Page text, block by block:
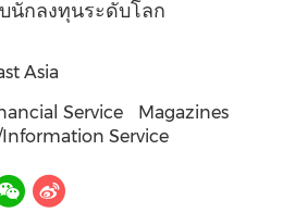
นักลงทุนระดับโลก
Asia
Service
Magazines
Service